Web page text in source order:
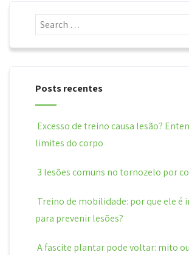
Posts recentes
Excesso de treino causa lesão?
limites do corpo
3 lesões comuns no tornozelo por
Treino de mobilidade: por que ele é
para prevenir lesões?
A fascite plantar pode voltar: mito